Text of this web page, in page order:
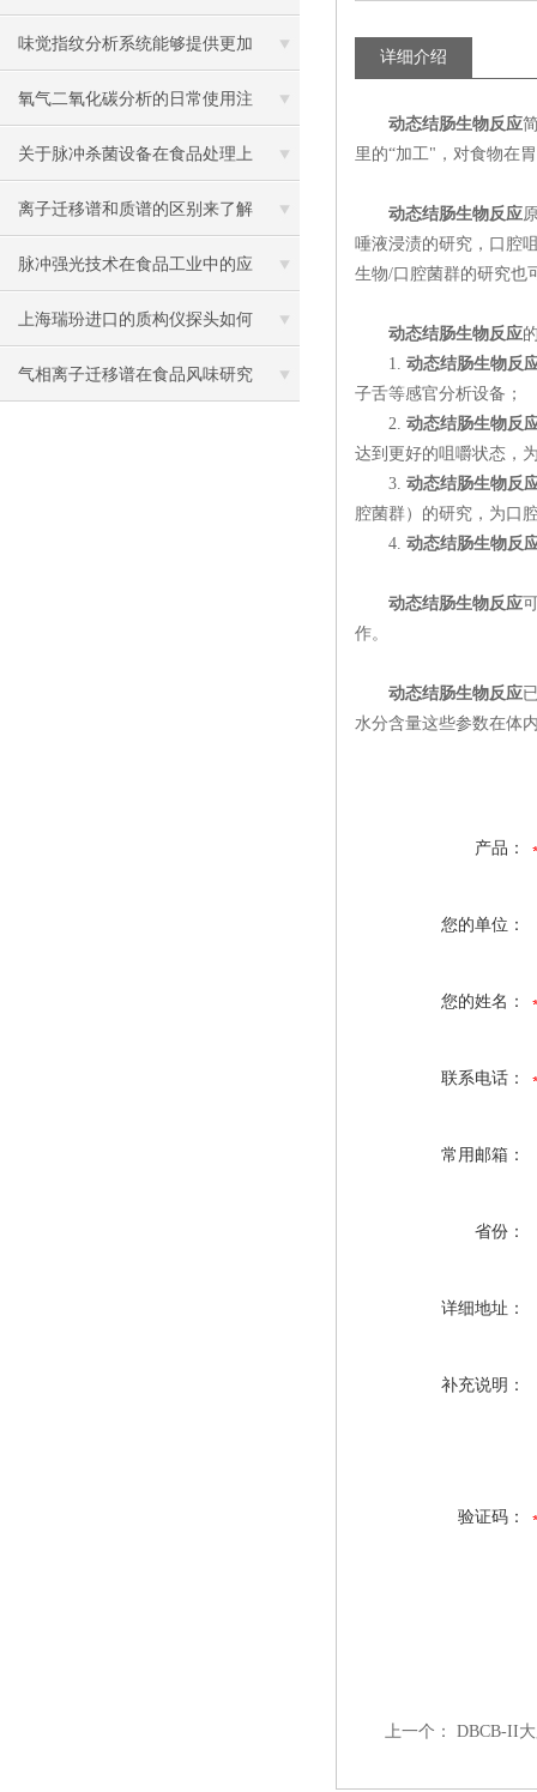
看看本篇吧
味觉指纹分析系统能够提供更加
精确和准确的食物分析和判定
氧气二氧化碳分析的日常使用注
意事项以及校准方法
关于脉冲杀菌设备在食品处理上
的作用一起来看看吧
离子迁移谱和质谱的区别来了解
一下
脉冲强光技术在食品工业中的应
用
上海瑞玢进口的质构仪探头如何
选择？
气相离子迁移谱在食品风味研究
详细介绍
动态结肠生物反应
里的“加工"，对食物在
动态结肠生物反应
唾液浸渍的研究，口腔
生物/口腔菌群的研究也
动态结肠生物反应
1. 动态结肠生物反
子舌等感官分析设备；
2. 动态结肠生物反
达到更好的咀嚼状态，
3. 动态结肠生物反
腔菌群）的研究，为口
4. 动态结肠生物反
动态结肠生物反应
作。
动态结肠生物反应
水分含量这些参数在体
产品：
您的单位：
您的姓名：
联系电话：
常用邮箱：
省份：
详细地址：
补充说明：
验证码：
上一个： DBCB-II